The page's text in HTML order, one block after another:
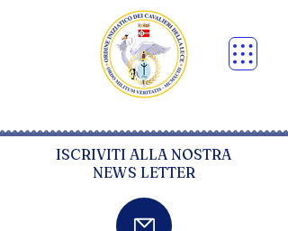
ISCRIVITI ALLA NOSTRA
NEWS LETTER